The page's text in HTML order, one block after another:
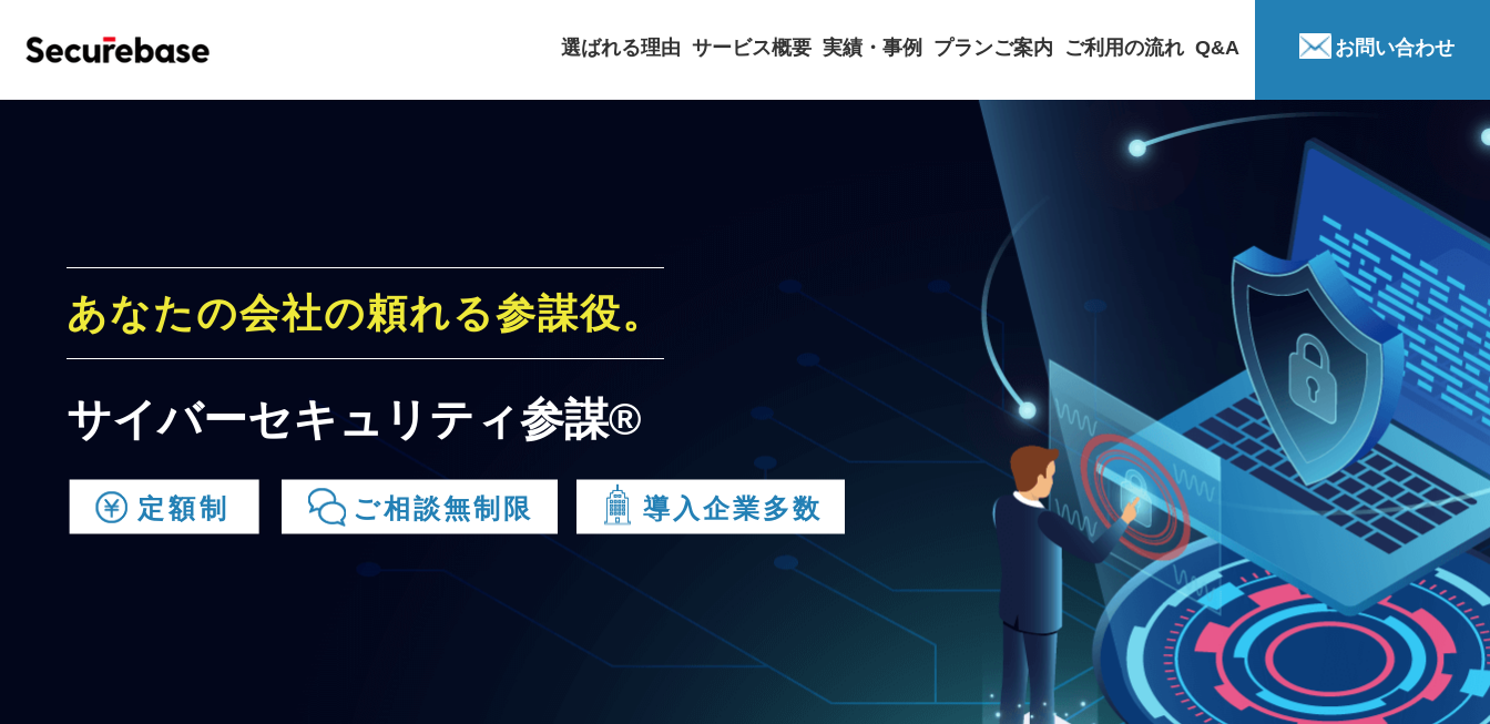
選ばれる理由 サービス概要 実績・事例 プランご案内 ご利用の流れ Q&A お問い合わせ
あなたの会社の頼れる参謀役。
サイバーセキュリティ参謀®
定額制 ご相談無制限 導入企業多数